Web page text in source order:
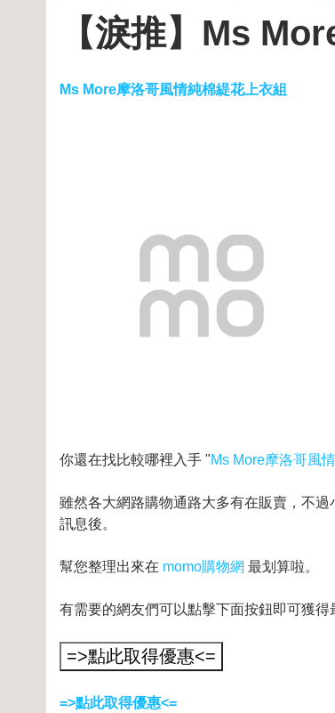
【淚推】Ms
Ms More摩洛哥風情純棉緹花上衣組
你還在找比較哪裡入手 "Ms More摩洛哥風
雖然各大網路購物通路大多有在販賣，不
訊息後。
幫您整理出來在 momo購物網 最划算啦。
有需要的網友們可以點擊下面按鈕即可獲得
=>點此取得優惠<=